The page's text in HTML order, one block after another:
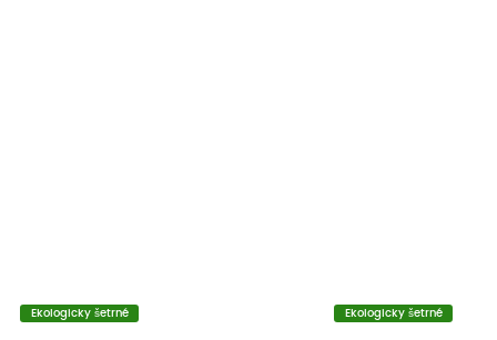
Ekologicky šetrné Ekologicky šetrné